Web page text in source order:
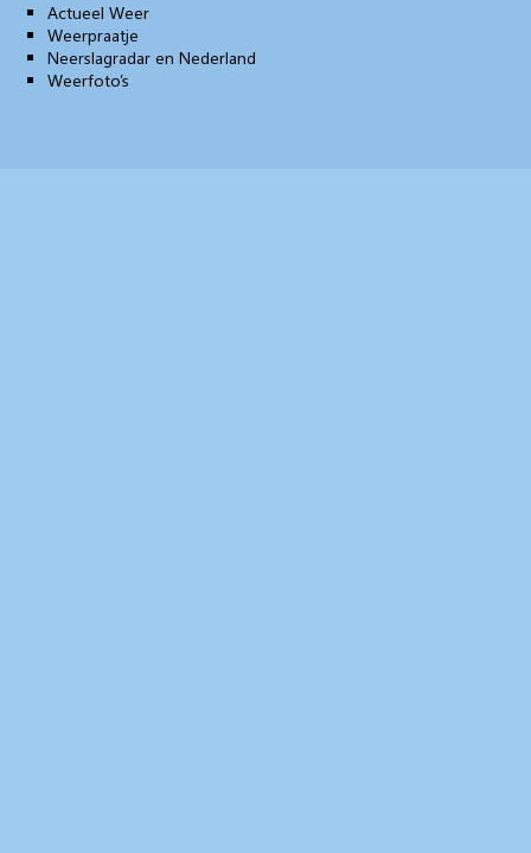
Actueel Weer
Weerpraatje
Neerslagradar en Nederland
Weerfoto’s